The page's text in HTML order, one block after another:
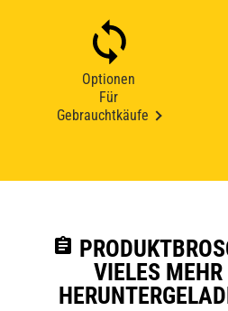
Optionen
Für
Gebrauchtkäufe
assignment
VIELES